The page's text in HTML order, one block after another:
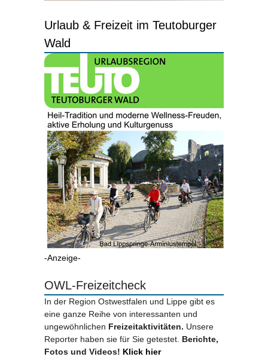
Urlaub & Freizeit im Teutoburger
Wald
-Anzeige-
OWL-Freizeitcheck
In der Region Ostwestfalen und Lippe gibt es
eine ganze Reihe von interessanten und
ungewöhnlichen Freizeitaktivitäten. Unsere
Reporter haben sie für Sie getestet. Berichte,
Fotos und Videos! Klick hier